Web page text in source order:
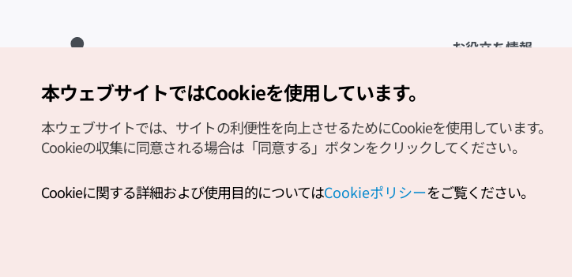
お役立ち情報
観光資料ダウンロード
デジタルブック／電子
Odii
Copyright (c) Korea Tourism Organization All Rights Reserved.
サイトエラー報告
公式メール
本ウェブサイトではCookieを使用しています。
本ウェブサイトでは、サイトの利便性を向上させるためにCookieを使用しています。
Cookieの収集に同意される場合は「同意する」ボタンをクリックしてください。
Cookieに関する詳細および使用目的についてはCookieポリシーをご覧ください。